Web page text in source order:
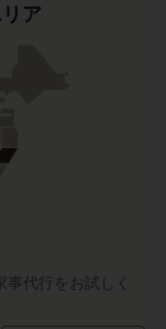
ア
代行をお試しく